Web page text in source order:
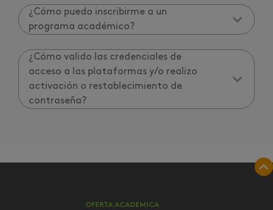
¿Cómo puedo inscribirme a un
programa académico?
¿Cómo valido las credenciales de
acceso a las plataformas y/o realizo
activación o restablecimiento de
contraseña?
OFERTA ACADEMICA